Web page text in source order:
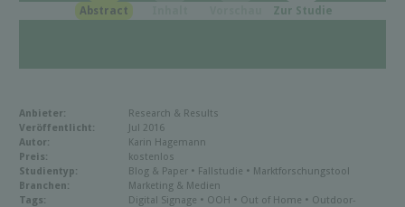
Abstract Zur Studie
Anbieter:
Research & Results
Veröffentlicht:
Jul 2016
Autor:
Karin Hagemann
Preis:
kostenlos
Studientyp:
Blog & Paper • Fallstudie • Marktforschungstool
Branchen:
Marketing & Medien
Tags:
Digital Signage • OOH • Out of Home • Outdoor-